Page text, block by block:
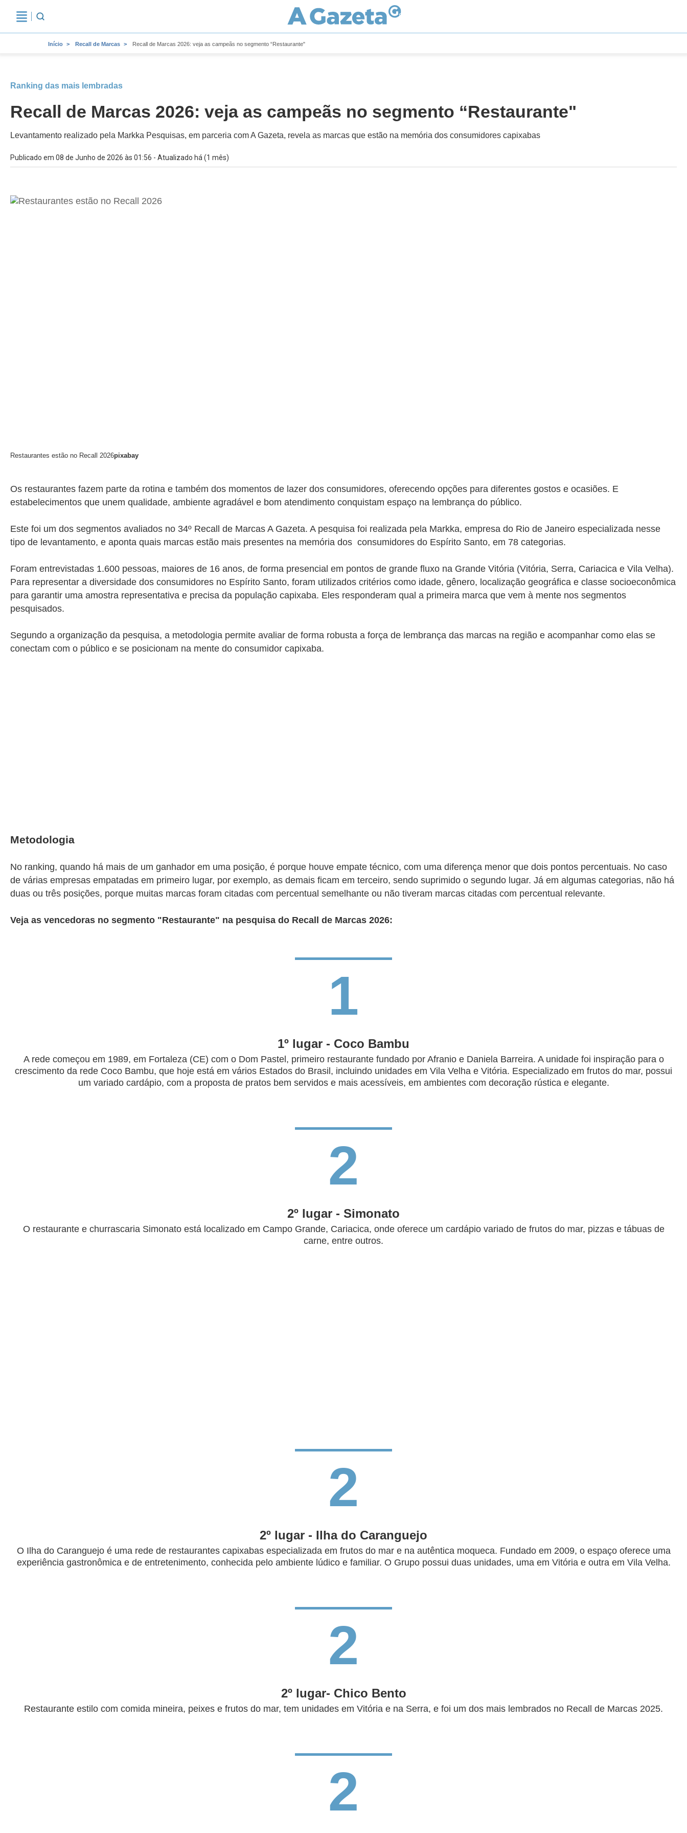
Início Recall de Marcas Recall de Marcas 2026: veja as campeãs no segmento “Restaurante"
Ranking das mais lembradas
Recall de Marcas 2026: veja as campeãs no segmento “Restaurante"
Levantamento realizado pela Markka Pesquisas, em parceria com A Gazeta, revela as marcas que estão na memória dos consumidores capixabas
Publicado em 08 de Junho de 2026 às 01:56 - Atualizado há (1 mês)
Restaurantes estão no Recall 2026pixabay
Os restaurantes fazem parte da rotina e também dos momentos de lazer dos consumidores, oferecendo opções para diferentes gostos e ocasiões. E
estabelecimentos que unem qualidade, ambiente agradável e bom atendimento conquistam espaço na lembrança do público.
Este foi um dos segmentos avaliados no 34º Recall de Marcas A Gazeta. A pesquisa foi realizada pela Markka, empresa do Rio de Janeiro especializada nesse
tipo de levantamento, e aponta quais marcas estão mais presentes na memória dos consumidores do Espírito Santo, em 78 categorias.
Foram entrevistadas 1.600 pessoas, maiores de 16 anos, de forma presencial em pontos de grande fluxo na Grande Vitória (Vitória, Serra, Cariacica e Vila Velha).
Para representar a diversidade dos consumidores no Espírito Santo, foram utilizados critérios como idade, gênero, localização geográfica e classe socioeconômica
para garantir uma amostra representativa e precisa da população capixaba. Eles responderam qual a primeira marca que vem à mente nos segmentos
pesquisados.
Segundo a organização da pesquisa, a metodologia permite avaliar de forma robusta a força de lembrança das marcas na região e acompanhar como elas se
conectam com o público e se posicionam na mente do consumidor capixaba.
Metodologia
No ranking, quando há mais de um ganhador em uma posição, é porque houve empate técnico, com uma diferença menor que dois pontos percentuais. No caso
de várias empresas empatadas em primeiro lugar, por exemplo, as demais ficam em terceiro, sendo suprimido o segundo lugar. Já em algumas categorias, não há
duas ou três posições, porque muitas marcas foram citadas com percentual semelhante ou não tiveram marcas citadas com percentual relevante.
Veja as vencedoras no segmento "Restaurante" na pesquisa do Recall de Marcas 2026:
1
1º lugar - Coco Bambu
A rede começou em 1989, em Fortaleza (CE) com o Dom Pastel, primeiro restaurante fundado por Afranio e Daniela Barreira. A unidade foi inspiração para o
crescimento da rede Coco Bambu, que hoje está em vários Estados do Brasil, incluindo unidades em Vila Velha e Vitória. Especializado em frutos do mar, possui
um variado cardápio, com a proposta de pratos bem servidos e mais acessíveis, em ambientes com decoração rústica e elegante.
2
2º lugar - Simonato
O restaurante e churrascaria Simonato está localizado em Campo Grande, Cariacica, onde oferece um cardápio variado de frutos do mar, pizzas e tábuas de
carne, entre outros.
2
2º lugar - Ilha do Caranguejo
O Ilha do Caranguejo é uma rede de restaurantes capixabas especializada em frutos do mar e na autêntica moqueca. Fundado em 2009, o espaço oferece uma
experiência gastronômica e de entretenimento, conhecida pelo ambiente lúdico e familiar. O Grupo possui duas unidades, uma em Vitória e outra em Vila Velha.
2
2º lugar- Chico Bento
Restaurante estilo com comida mineira, peixes e frutos do mar, tem unidades em Vitória e na Serra, e foi um dos mais lembrados no Recall de Marcas 2025.
2